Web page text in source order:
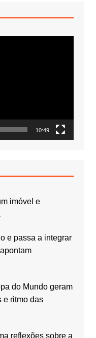
10:49
imóvel e
e passa a integrar
do Mundo geram
e ritmo das
reflexões sobre a